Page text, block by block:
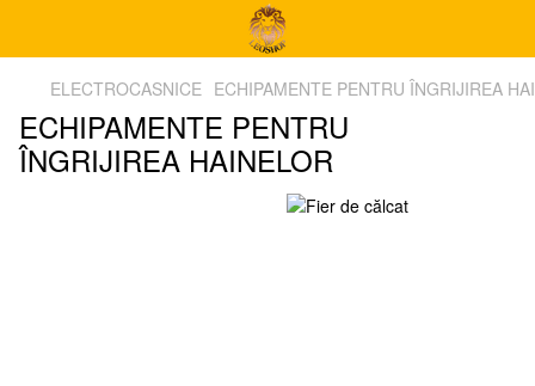
ELECTROCASNICE ECHIPAMENTE PENTRU ÎNGRIJIREA
ECHIPAMENTE PENTRU
ÎNGRIJIREA HAINELOR